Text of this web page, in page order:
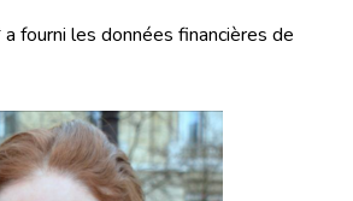
fourni les données financières de